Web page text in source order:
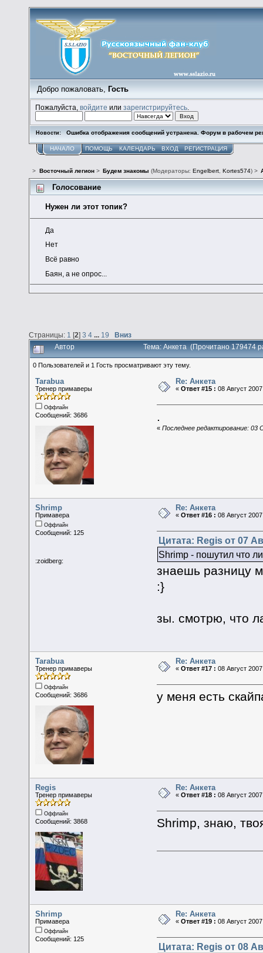
Добро пожаловать, Гость
Пожалуйста,войдите илизарегистрируйтесь
Новости: Ошибка отображения сообщений устранена. Форум в рабочем
НАЧАЛО ПОМОЩЬ КАЛЕНДАРЬ ВХОД РЕГИСТРАЦИЯ
> Восточный легион> Будем знакомы (Модераторы: Engelbert, Kortes574) >
Голосование
Нужен ли этот топик?
Да
Нет
Всё равно
Баян, а не опрос...
Страницы: 1 [2] 3 4 19 Вниз
Автор Тема: Анкета (Прочитано 179474
0 Пользователей и 1 Гость просматривают эту тему.
Tarabua
Тренер примаверы
Оффлайн
Сообщений: 3686
Re: Анкета
«Ответ #15 : 08 Август
.
« Последнее редактирование: 03
Shrimp
Примавера
Оффлайн
Сообщений: 125
:zoidberg:
Re: Анкета
«Ответ #16 : 08 Август
Цитата: Regis от 07
Shrimp - пошутил что
знаешь разницу
:}
зы. смотрю, что
Tarabua
Тренер примаверы
Оффлайн
Сообщений: 3686
Re: Анкета
«Ответ #17 : 08 Август
у меня есть
Regis
Тренер примаверы
Оффлайн
Сообщений: 3868
Re: Анкета
«Ответ #18 : 08 Август
Shrimp, знаю,
Shrimp
Примавера
Оффлайн
Сообщений: 125
Re: Анкета
«Ответ #19 : 08 Август
Цитата: Regis от 08